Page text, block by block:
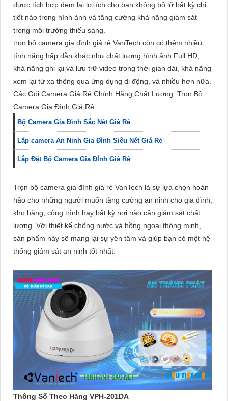
được tích hợp đem lại lợi ích cho bạn không bỏ lỡ bất kỳ chi
tiết nào trong hình ảnh và tăng cường khả năng giám sát
trong môi trường thiếu sáng.
trọn bộ camera gia đình giá rẻ VanTech còn có thêm nhiều
tính năng hấp dẫn khác như chất lượng hình ảnh Full HD,
khả năng ghi lại và lưu trữ video trong thời gian dài, khả năng
xem lại từ xa thông qua ứng dụng di động, và nhiều hơn nữa.
Các Gói Camera Giá Rẻ Chính Hãng Chất Lượng: Trọn Bộ
Camera Gia Đình Giá Rẻ
Bộ Camera Gia Đình Sắc Nét Giá Rẻ
Lắp camera An Ninh Gia Đình Siêu Nét Giá Rẻ
Lắp Đặt Bộ Camera Gia ĐÌnh Giá Rẻ
Trọn bộ camera gia đình giá rẻ VanTech là sự lựa chọn hoàn
hảo cho những người muốn tăng cường an ninh cho gia đình,
kho hàng, công trình hay bất kỳ nơi nào cần giám sát chất
lượng. Với thiết kế chống nước và hồng ngoại thông minh,
sản phẩm này sẽ mang lại sự yên tâm và giúp bạn có một hệ
thống giám sát an ninh tốt nhất.
Thông Số Theo Hãng VPH-201DA